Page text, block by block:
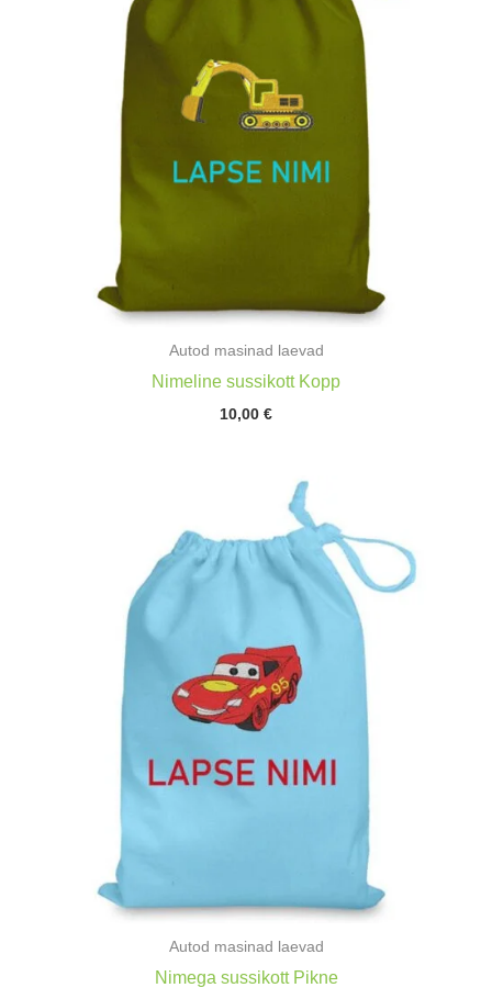
Autod masinad laevad
Nimeline sussikott Kopp
10,00 €
Autod masinad laevad
Nimega sussikott Pikne